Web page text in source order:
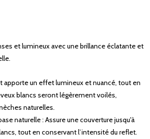
et lumineux avec une brillance éclatante et
apporte un effet lumineux et nuancé, tout en
blancs seront légèrement voilés,
naturelles.
naturelle : Assure une couverture jusqu'à
tout en conservant l’intensité du reflet.